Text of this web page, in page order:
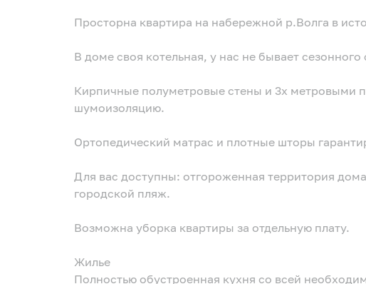
Просторна квартира на набережной р.Волга в
В доме своя котельная, у нас не бывает
Кирпичные полуметровые стены и 3х метровыми
шумоизоляцию.
Ортопедический матрас и плотные шторы
Для вас доступны: отгороженная территория
городской пляж.
Возможна уборка квартиры за отдельную плату.
Жилье
Полностью обустроенная кухня со всей